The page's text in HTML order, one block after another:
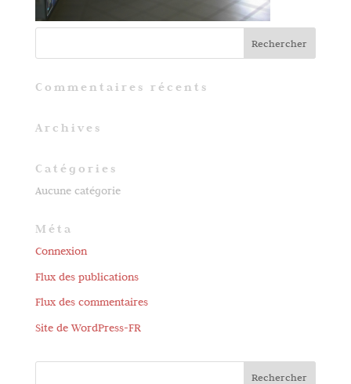
Commentaires récents
Archives
Catégories
Aucune catégorie
Méta
Connexion
Flux des publications
Flux des commentaires
Site de WordPress-FR